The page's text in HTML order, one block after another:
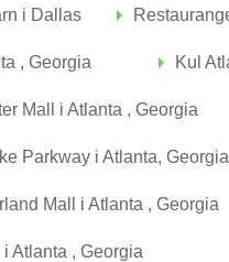
i Dallas
, Georgia Kul
Mall i Atlanta , Georgia
Parkway i Atlanta, Georgia
Mall i Atlanta , Georgia
Atlanta , Georgia